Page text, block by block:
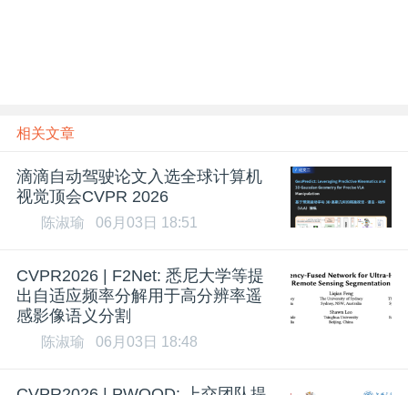
相关文章
滴滴自动驾驶论文入选全球计算机
视觉顶会CVPR 2026
陈淑瑜 06月03日 18:51
CVPR2026 | F2Net: 悉尼大学等提
出自适应频率分解用于高分辨率遥
感影像语义分割
陈淑瑜 06月03日 18:48